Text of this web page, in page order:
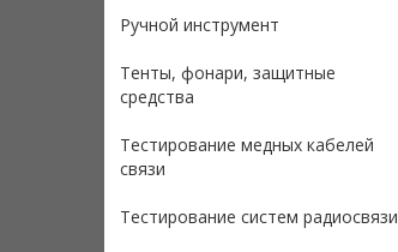
Ручной инструмент
Тенты, фонари, защитные
средства
Тестирование медных кабелей
связи
Тестирование систем радиосвязи